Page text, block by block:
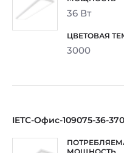
36 Вт
3000
IETC-Офис-109075-36-